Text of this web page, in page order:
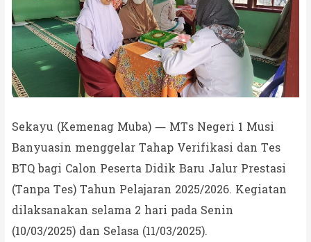
Sekayu (Kemenag Muba) — MTs Negeri 1 Musi
Banyuasin menggelar Tahap Verifikasi dan Tes
BTQ bagi Calon Peserta Didik Baru Jalur Prestasi
(Tanpa Tes) Tahun Pelajaran 2025/2026. Kegiatan
dilaksanakan selama 2 hari pada Senin
(10/03/2025) dan Selasa (11/03/2025).